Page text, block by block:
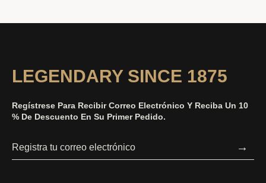
LEGENDARY SINCE 1875
Regístrese Para Recibir Correo Electrónico Y Reciba Un 10
% De Descuento En Su Primer Pedido.
→